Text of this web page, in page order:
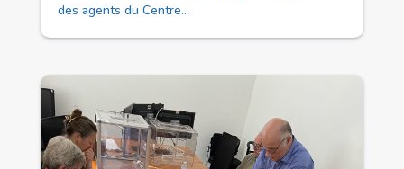
des agents du Centre...